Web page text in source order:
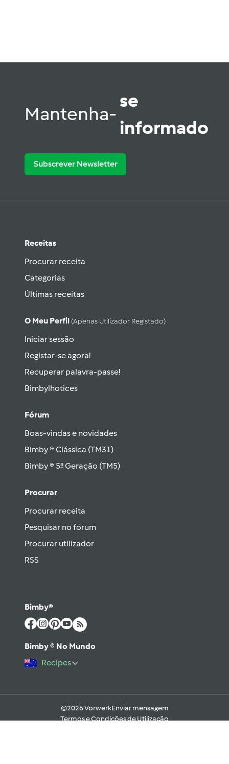
Mantenha-
se
informado
Subscrever Newsletter
Receitas
Procurar receita
Categorias
Últimas receitas
O Meu Perfil (apenas Utilizador Registado)
Iniciar sessão
Registar-se agora!
Recuperar palavra-passe!
Bimbylhotices
Fórum
Boas-vindas e novidades
Bimby ® Clássica (TM31)
Bimby ® 5ª Geração (TM5)
Procurar
Procurar receita
Pesquisar no fórum
Procurar utilizador
RSS
Bimby®
Bimby ® No Mundo
Recipes
©2026 VorwerkEnviar mensagem
Termos e Condições de Utilização